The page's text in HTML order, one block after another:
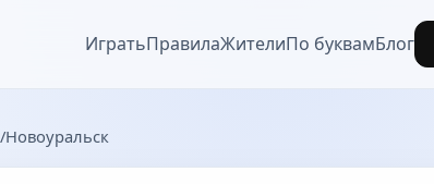
ИгратьПравилаЖителиПо буквамБлог
Новоуральск